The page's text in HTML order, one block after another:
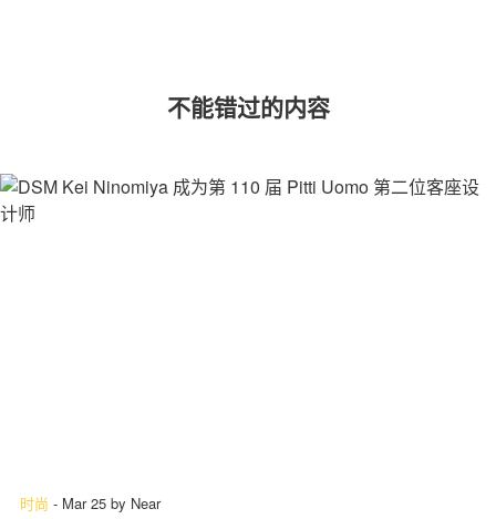
不能错过的内容
时尚 - Mar 25 by Near